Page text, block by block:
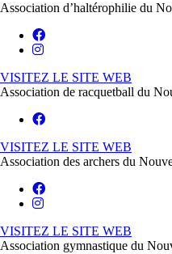
Association d’haltérophilie du
VISITEZ LE SITE WEB
Association de racquetball du
VISITEZ LE SITE WEB
Association des archers du
VISITEZ LE SITE WEB
Association gymnastique du